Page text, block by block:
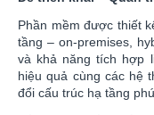
Phần mềm được thiết
tầng – on-premises,
và khả năng tích hợp
hiệu quả cùng các hệ
đổi cấu trúc hạ tầng